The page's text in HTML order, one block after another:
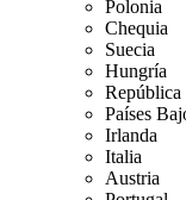
Polonia
Chequia
Suecia
Hungría
República
Países
Irlanda
Italia
Austria